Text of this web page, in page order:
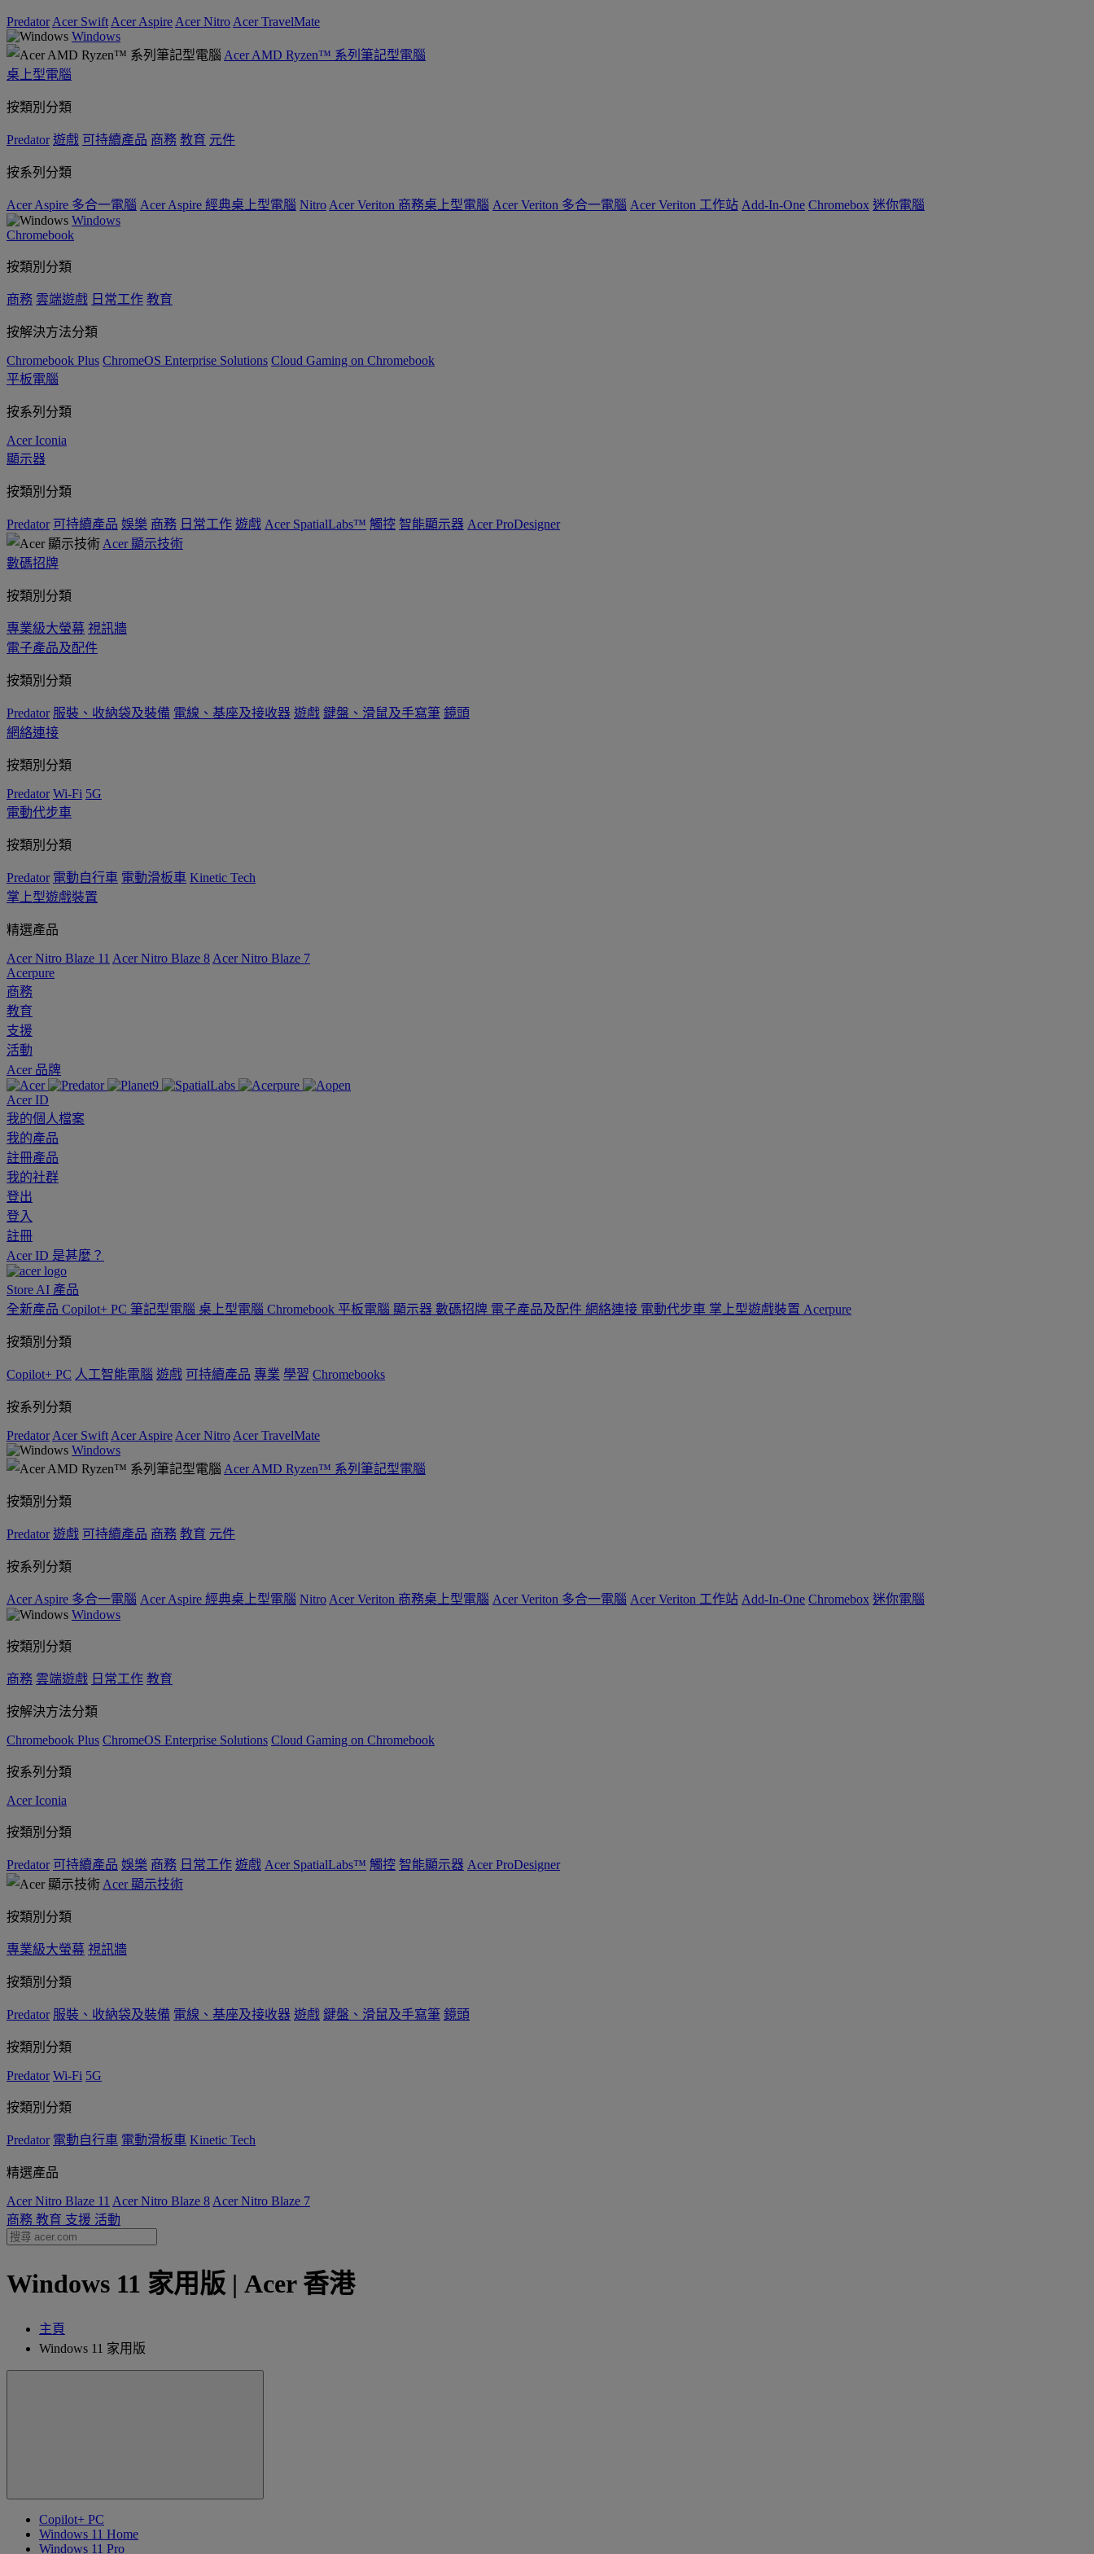
Predator Acer Swift Acer Aspire Acer Nitro Acer TravelMate
Windows
Acer AMD Ryzen™ 系列筆記型電腦
桌上型電腦
按類別分類
Predator 遊戲 可持續產品 商務 教育 元件
按系列分類
Acer Aspire 多合一電腦 Acer Aspire 經典桌上型電腦 Nitro Acer Veriton 商務桌上型電腦 Acer Veriton 多合一電腦 Acer Veriton 工作站 Add-In-One Chromebox 迷你電腦
Windows
Chromebook
按類別分類
商務 雲端遊戲 日常工作 教育
按解決方法分類
Chromebook Plus ChromeOS Enterprise Solutions Cloud Gaming on Chromebook
平板電腦
按系列分類
Acer Iconia
顯示器
按類別分類
Predator 可持續產品 娛樂 商務 日常工作 遊戲 Acer SpatialLabs™ 觸控 智能顯示器 Acer ProDesigner
Acer 顯示技術
數碼招牌
按類別分類
專業級大螢幕 視訊牆
電子產品及配件
按類別分類
Predator 服裝、收納袋及裝備 電線、基座及接收器 遊戲 鍵盤、滑鼠及手寫筆 鏡頭
網絡連接
按類別分類
Predator Wi-Fi 5G
電動代步車
按類別分類
Predator 電動自行車 電動滑板車 Kinetic Tech
掌上型遊戲裝置
精選產品
Acer Nitro Blaze 11 Acer Nitro Blaze 8 Acer Nitro Blaze 7
Acerpure
商務
教育
支援
活動
Acer 品牌
Acer ID
我的個人檔案
我的產品
註冊產品
我的社群
登出
登入
註冊
Acer ID 是甚麼？
Store AI 產品
全新產品 Copilot+ PC 筆記型電腦 桌上型電腦 Chromebook 平板電腦 顯示器 數碼招牌 電子產品及配件 網絡連接 電動代步車 掌上型遊戲裝置 Acerpure
按類別分類
Copilot+ PC 人工智能電腦 遊戲 可持續產品 專業 學習 Chromebooks
按系列分類
Predator Acer Swift Acer Aspire Acer Nitro Acer TravelMate
Windows
Acer AMD Ryzen™ 系列筆記型電腦
按類別分類
Predator 遊戲 可持續產品 商務 教育 元件
按系列分類
Acer Aspire 多合一電腦 Acer Aspire 經典桌上型電腦 Nitro Acer Veriton 商務桌上型電腦 Acer Veriton 多合一電腦 Acer Veriton 工作站 Add-In-One Chromebox 迷你電腦
Windows
按類別分類
商務 雲端遊戲 日常工作 教育
按解決方法分類
Chromebook Plus ChromeOS Enterprise Solutions Cloud Gaming on Chromebook
按系列分類
Acer Iconia
按類別分類
Predator 可持續產品 娛樂 商務 日常工作 遊戲 Acer SpatialLabs™ 觸控 智能顯示器 Acer ProDesigner
Acer 顯示技術
按類別分類
專業級大螢幕 視訊牆
按類別分類
Predator 服裝、收納袋及裝備 電線、基座及接收器 遊戲 鍵盤、滑鼠及手寫筆 鏡頭
按類別分類
Predator Wi-Fi 5G
按類別分類
Predator 電動自行車 電動滑板車 Kinetic Tech
精選產品
Acer Nitro Blaze 11 Acer Nitro Blaze 8 Acer Nitro Blaze 7
商務 教育 支援 活動
Windows 11 家用版 | Acer 香港
主頁
Windows 11 家用版
Copilot+ PC
Windows 11 Home
Windows 11 Pro